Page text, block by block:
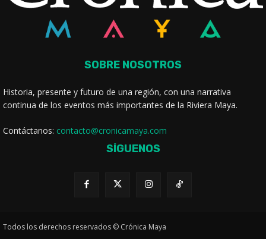
SOBRE NOSOTROS
Historia, presente y futuro de una región, con una narrativa
continua de los eventos más importantes de la Riviera Maya.
Contáctanos: contacto@cronicamaya.com
SÍGUENOS
Todos los derechos reservados © Crónica Maya